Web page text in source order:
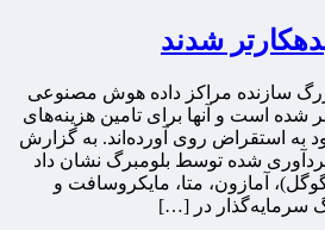
شدند
سازنده مراکز داده هوش مصنوعی
شده است و آنها برای تامین هزینه‌های
به استقراض روی آورده‌اند. به گزارش
شده توسط بلومبرگ نشان داد
آمازون، متا، مایکروسافت و
سرمایه‌گذار در […]